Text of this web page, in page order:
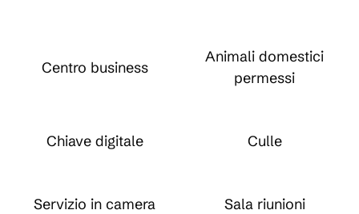
Centro business
Animali domestici
permessi
Chiave digitale Culle
Servizio in camera Sala riunioni